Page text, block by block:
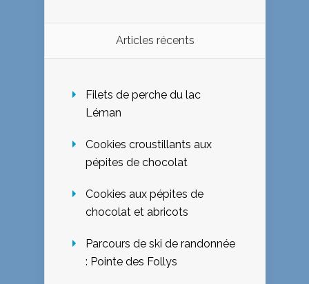
Articles récents
Filets de perche du lac
Léman
Cookies croustillants aux
pépites de chocolat
Cookies aux pépites de
chocolat et abricots
Parcours de ski de randonnée
: Pointe des Follys